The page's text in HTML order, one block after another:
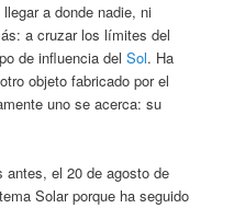
a donde nadie, ni
a cruzar los límites del
de influencia delSol. Ha
objeto fabricado por el
uno se acerca: su
antes, el 20 de agosto de
Solar porque ha seguido